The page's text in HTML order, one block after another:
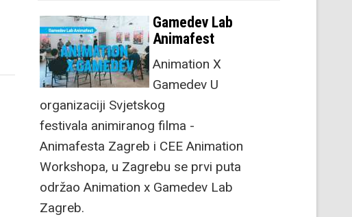
Gamedev Lab
Animafest
Animation X
Gamedev U
organizaciji Svjetskog
festivala animiranog filma -
Animafesta Zagreb i CEE Animation
Workshopa, u Zagrebu se prvi puta
održao Animation x Gamedev Lab
Zagreb.